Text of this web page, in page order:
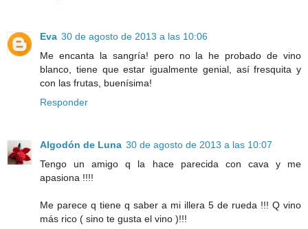
Eva 30 de agosto de 2013 a las 10:06
Me encanta la sangría! pero no la he probado de vino
blanco, tiene que estar igualmente genial, así fresquita y
con las frutas, buenísima!
Responder
Algodón de Luna 30 de agosto de 2013 a las 10:07
Tengo un amigo q la hace parecida con cava y me
apasiona !!!!
Me parece q tiene q saber a mi illera 5 de rueda !!! Q vino
más rico ( sino te gusta el vino )!!!